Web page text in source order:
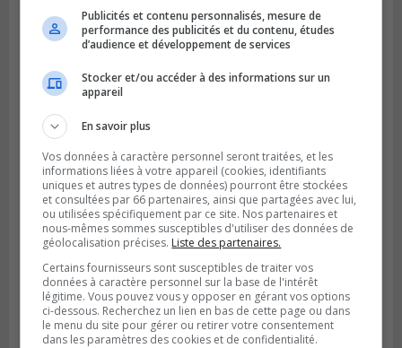
GREENFIELD PARK
Publié le 31 juillet 2026 à 16h45
Des firmes de Longueuil vont participer
aux méga-travaux de l’hôpital Charles-
Le Moyne
Publicités et contenu personnalisés, mesure de
performance des publicités et du contenu, études
d’audience et développement de services
Stocker et/ou accéder à des informations sur un
appareil
En savoir plus
Vos données à caractère personnel seront traitées, et les
informations liées à votre appareil (cookies, identifiants
uniques et autres types de données) pourront être stockées
et consultées par 66 partenaires, ainsi que partagées avec lui,
ou utilisées spécifiquement par ce site. Nos partenaires et
nous-mêmes sommes susceptibles d'utiliser des données de
géolocalisation précises. Liste des partenaires.
Certains fournisseurs sont susceptibles de traiter vos
données à caractère personnel sur la base de l'intérêt
légitime. Vous pouvez vous y opposer en gérant vos options
ci-dessous. Recherchez un lien en bas de cette page ou dans
le menu du site pour gérer ou retirer votre consentement
dans les paramètres des cookies et de confidentialité.